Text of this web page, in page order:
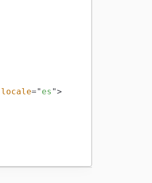
locale=" es ">